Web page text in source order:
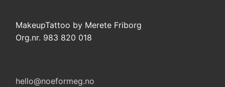
MakeupTattoo by Merete Friborg
Org.nr. 983 820 018
hello@noeformeg.no